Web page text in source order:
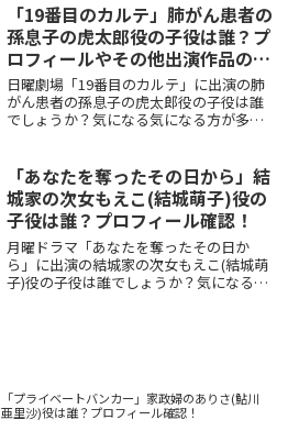
「19番目のカルテ」肺がん患者の
孫息子の虎太郎役の子役は誰？プ
ロフィールやその他出演作品の確
認！
日曜劇場「19番目のカルテ」に出演の肺
がん患者の孫息子の虎太郎役の子役は誰
でしょうか？気になる気になる方が多い
「あなたを奪ったその日から」結
城家の次女もえこ(結城萌子)役の
子役は誰？プロフィール確認！
月曜ドラマ「あなたを奪ったその日か
ら」に出演の結城家の次女もえこ(結城萌
子)役の子役は誰でしょうか？気になる気
「プライベートバンカー」家政婦のありさ(鮎川
亜里沙)役は誰？プロフィール確認！